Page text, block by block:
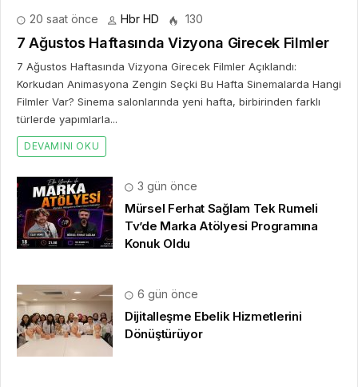
20 saat önce Hbr HD 130
7 Ağustos Haftasında Vizyona Girecek Filmler
7 Ağustos Haftasında Vizyona Girecek Filmler Açıklandı:
Korkudan Animasyona Zengin Seçki Bu Hafta Sinemalarda Hangi
Filmler Var? Sinema salonlarında yeni hafta, birbirinden farklı
türlerde yapımlarla...
DEVAMINI OKU
3 gün önce
Mürsel Ferhat Sağlam Tek Rumeli
Tv’de Marka Atölyesi Programına
Konuk Oldu
6 gün önce
Dijitalleşme Ebelik Hizmetlerini
Dönüştürüyor